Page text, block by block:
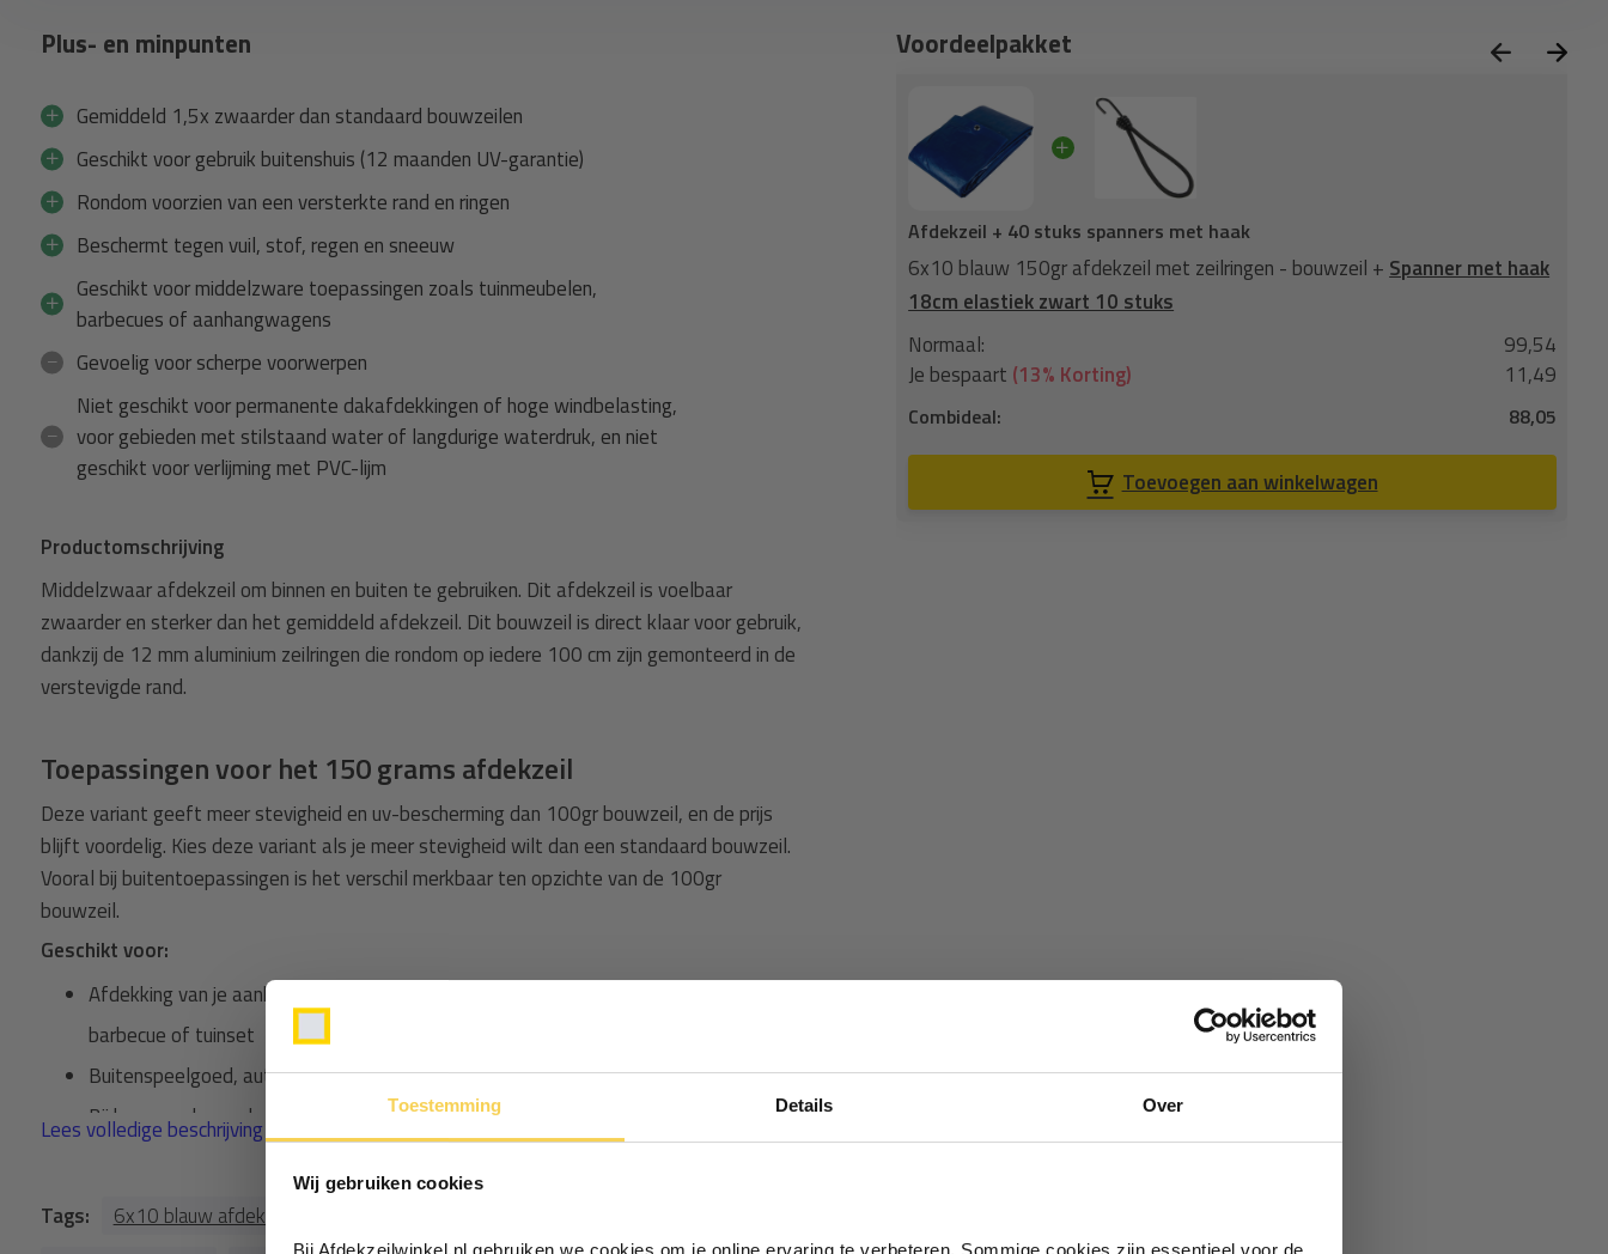
Toestemming Details Over
Wij gebruiken cookies
Bij Afdekzeilwinkel.nl gebruiken we cookies om je online ervaring te verbeteren. Sommige cookies zijn essentieel voor de
Plus- en minpunten
Gemiddeld 1,5x zwaarder dan standaard bouwzeilen
Geschikt voor gebruik buitenshuis (12 maanden UV-garantie)
Rondom voorzien van een versterkte rand en ringen
Beschermt tegen vuil, stof, regen en sneeuw
Geschikt voor middelzware toepassingen zoals tuinmeubelen,
barbecues of aanhangwagens
Gevoelig voor scherpe voorwerpen
Niet geschikt voor permanente dakafdekkingen of hoge windbelasting,
voor gebieden met stilstaand water of langdurige waterdruk, en niet
geschikt voor verlijming met PVC-lijm
Productomschrijving
Middelzwaar afdekzeil om binnen en buiten te gebruiken. Dit afdekzeil is voelbaar
zwaarder en sterker dan het gemiddeld afdekzeil. Dit bouwzeil is direct klaar voor gebruik,
dankzij de 12 mm aluminium zeilringen die rondom op iedere 100 cm zijn gemonteerd in de
verstevigde rand.
Toepassingen voor het 150 grams afdekzeil
Deze variant geeft meer stevigheid en uv-bescherming dan 100gr bouwzeil, en de prijs
blijft voordelig. Kies deze variant als je meer stevigheid wilt dan een standaard bouwzeil.
Vooral bij buitentoepassingen is het verschil merkbaar ten opzichte van de 100gr
bouwzeil.
Geschikt voor:
Afdekking van je aanhangwagen (permanent of tijdens vervoer), maar ook voor de
barbecue of tuinset
Buitenspeelgoed, auto's, motoren, scootmobielen of elektrische fietsen.
Bij bouwwerkzaamheden of bouwmaterialen
Niet geschikt voor:
Horizontaal gebruik als waterdichte overspanning tijdens een feestje
Lees volledige beschrijving
Tags: 6x10 blauw afdekzeil (1)
Voordeelpakket
11,49
88,05
Afdekzeil + 50m elastisch koord
8mm zwart - 25 meter
Je bespaart(15% Korting)
Combideal:
Afdekzeil + 40 stuks spanners met haak
6x10 blauw 150gr afdekzeil met zeilringen - bouwzeil +Spanner met haak
18cm elastiek zwart 10 stuks
Normaal:
99,54
Je bespaart (13% Korting) 11,49
Combideal: 88,05
Toevoegen aan winkelwagen
Ontvang €5,- korting!
ontvang €5,- welkomstkorting!